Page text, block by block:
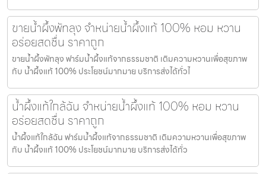
ขายน้ำผึ้งพัทลุง จำหน่ายน้ำผึ้งแท้ 100% หอม หวาน
อร่อยสดชื่น ราคาถูก
ขายน้ำผึ้งพัทลุง ฟาร์มน้ำผึ้งแท้จากธรรมชาติ เติมความหวานเพื่อสุขภาพ
กับ น้ำผึ้งแท้ 100% ประโยชน์มากมาย บริการส่งได้ทั่วไ
น้ำผึ้งแท้ใกล้ฉัน จำหน่ายน้ำผึ้งแท้ 100% หอม หวาน
อร่อยสดชื่น ราคาถูก
น้ำผึ้งแท้ใกล้ฉัน ฟาร์มน้ำผึ้งแท้จากธรรมชาติ เติมความหวานเพื่อสุขภาพ
กับ น้ำผึ้งแท้ 100% ประโยชน์มากมาย บริการส่งได้ทั่ว